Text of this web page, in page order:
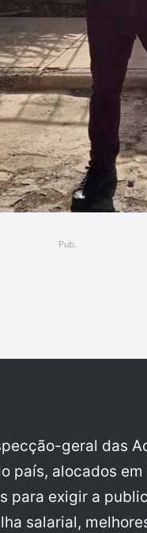
Pub.
geral das
país, alocados
para exigir a
salarial,